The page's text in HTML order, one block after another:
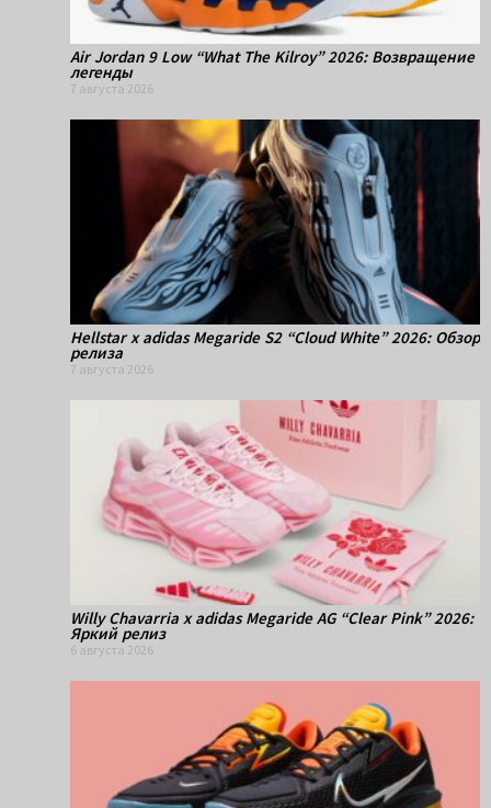
Air Jordan 9 Low “What The Kilroy” 2026: Возвращение
легенды
7 августа 2026
Hellstar x adidas Megaride S2 “Cloud White” 2026: Обзор
релиза
7 августа 2026
Willy Chavarria x adidas Megaride AG “Clear Pink” 2026:
Яркий релиз
6 августа 2026